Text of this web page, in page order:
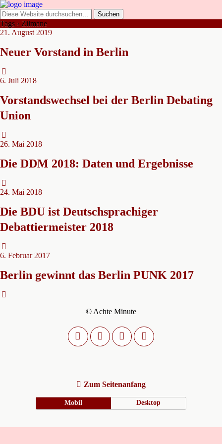
Tags › Zilmane
21. August 2019
Neuer Vorstand in Berlin
6. Juli 2018
Vorstandswechsel bei der Berlin Debating
Union
26. Mai 2018
Die DDM 2018: Daten und Ergebnisse
24. Mai 2018
Die BDU ist Deutschsprachiger
Debattiermeister 2018
6. Februar 2017
Berlin gewinnt das Berlin PUNK 2017
© Achte Minute
Zum Seitenanfang
Mobil Desktop